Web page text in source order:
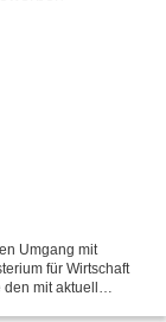
Umgang mit
für Wirtschaft
mit aktuell